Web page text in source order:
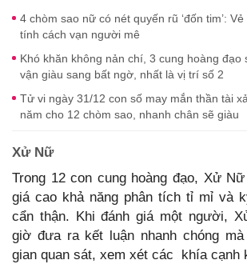
4 chòm sao nữ có nét quyến rũ ‘đốn tim’:
tính cách vạn người mê
Khó khăn không nản chí, 3 cung hoàng đạo
vận giàu sang bất ngờ, nhất là vị trí số 2
Tử vi ngày 31/12 con số may mắn thần tài
năm cho 12 chòm sao, nhanh chân sẽ giàu
Xử Nữ
Trong 12 con cung hoàng đạo, Xử
giá cao khả năng phân tích tỉ mỉ và
cẩn thận. Khi đánh giá một người,
giờ đưa ra kết luận nhanh chóng
gian quan sát, xem xét các khía cạnh